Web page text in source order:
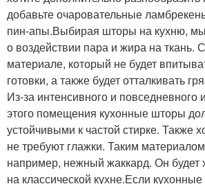
добавьте очаровательные
пин-апы.Выбирая шторы на кухню,
о воздействии пара и жира на ткань.
материале, который не будет
готовки, а также будет отталкивать
Из-за интенсивного и повседневного
этого помещения кухонные шторы
устойчивыми к частой стирке. Также
не требуют глажки. Таким
например, нежный жаккард. Он будет
на классической кухне.Если